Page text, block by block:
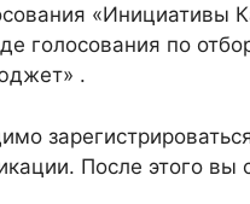
«Инициативы
голосования по
.
После этого вы